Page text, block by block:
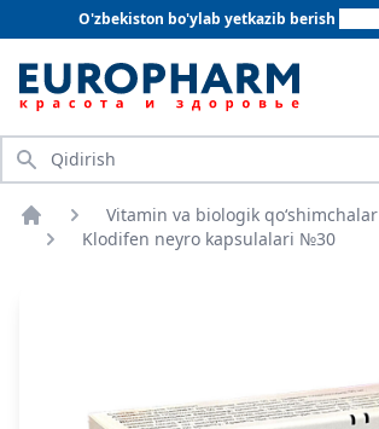
O'zbekiston bo'ylab yetkazib berish
Qidirish
Bosh sahifa
Vitamin va biologik qo‘shimchalar
Klodifen neyro kapsulalari №30